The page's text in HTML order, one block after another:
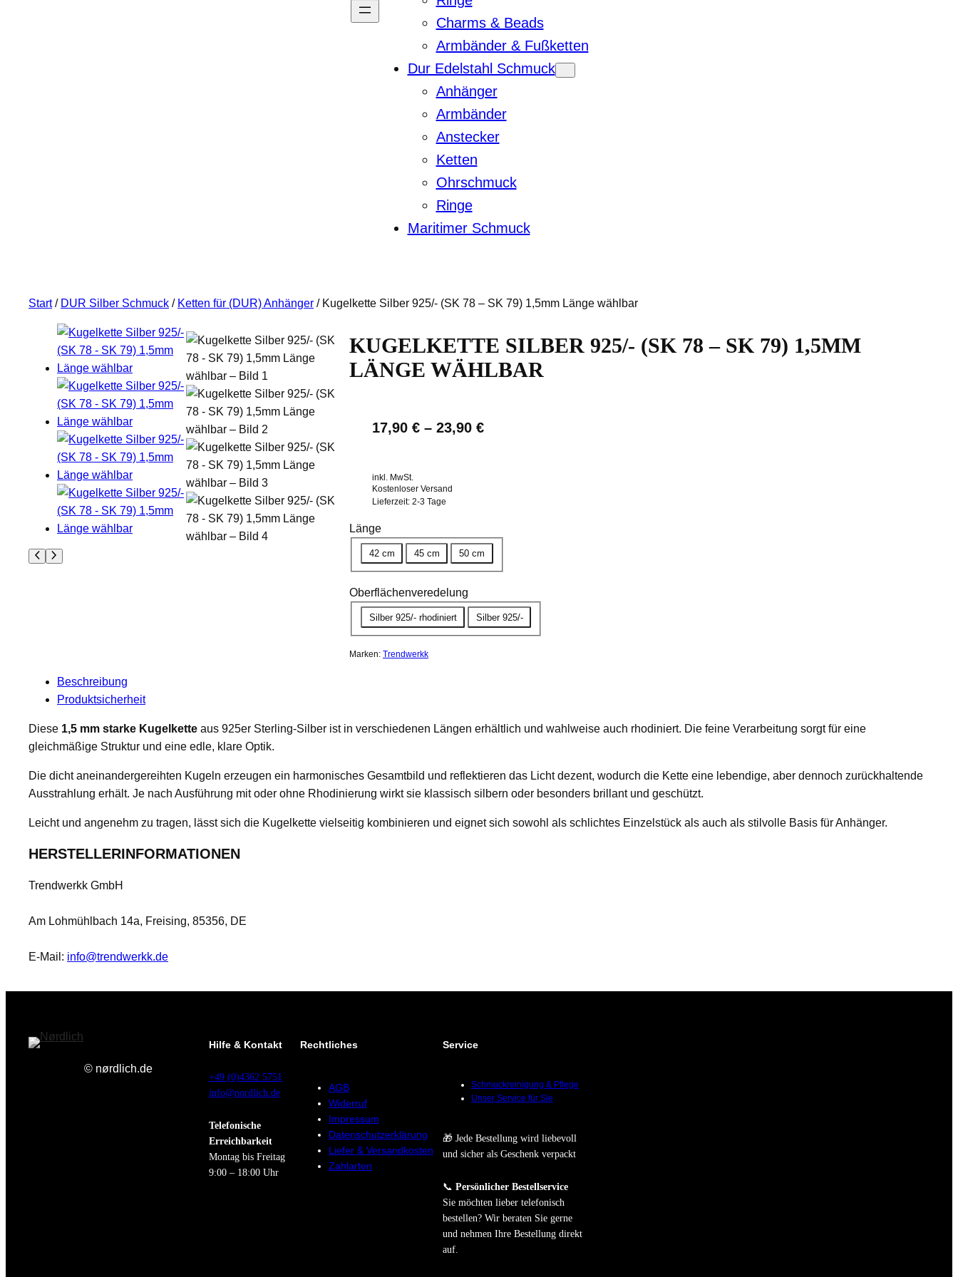
Charms & Beads
Armbänder & Fußketten
Dur Edelstahl Schmuck
Anhänger
Armbänder
Anstecker
Ketten
Ohrschmuck
Ringe
Maritimer Schmuck
Start/ DUR Silber Schmuck / Ketten für (DUR) Anhänger / Kugelkette Silber 925/- (SK 78 – SK 79) 1,5mm Länge wählbar
KUGELKETTE SILBER 925/- (SK 78 – SK 79) 1,5MM
LÄNGE WÄHLBAR
17,90 € – 23,90 €
inkl. MwSt.
Kostenloser Versand
Lieferzeit: 2-3 Tage
Länge
42 cm 45 cm 50 cm
Oberflächenveredelung
Silber 925/- rhodiniert Silber 925/-
Marken: Trendwerkk
Beschreibung
Produktsicherheit
Diese 1,5 mm starke Kugelkette aus 925er Sterling-Silber ist in verschiedenen Längen erhältlich und wahlweise auch rhodiniert. Die feine Verarbeitung sorgt für eine
gleichmäßige Struktur und eine edle, klare Optik.
Die dicht aneinandergereihten Kugeln erzeugen ein harmonisches Gesamtbild und reflektieren das Licht dezent, wodurch die Kette eine lebendige, aber dennoch zurückhaltende
Ausstrahlung erhält. Je nach Ausführung mit oder ohne Rhodinierung wirkt sie klassisch silbern oder besonders brillant und geschützt.
Leicht und angenehm zu tragen, lässt sich die Kugelkette vielseitig kombinieren und eignet sich sowohl als schlichtes Einzelstück als auch als stilvolle Basis für Anhänger.
HERSTELLERINFORMATIONEN
Trendwerkk GmbH
Am Lohmühlbach 14a, Freising, 85356, DE
E-Mail: info@trendwerkk.de
© nørdlich.de
Hilfe & Kontakt
+49 (0)4362 5751
info@nordlich.de
Telefonische
Erreichbarkeit
Montag bis Freitag
9:00 – 18:00 Uhr
Rechtliches
AGB
Widerruf
Impressum
Datenschutzerklärung
Liefer & Versandkosten
Zahlarten
Service
Schmuckreinigung & Pflege
Unser Service für Sie
🎁 Jede Bestellung wird liebevoll
und sicher als Geschenk verpackt
📞 Persönlicher Bestellservice
Sie möchten lieber telefonisch
bestellen? Wir beraten Sie gerne
und nehmen Ihre Bestellung direkt
auf.